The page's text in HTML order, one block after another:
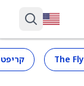
The Fly